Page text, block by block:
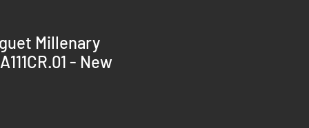
Millenary
- New